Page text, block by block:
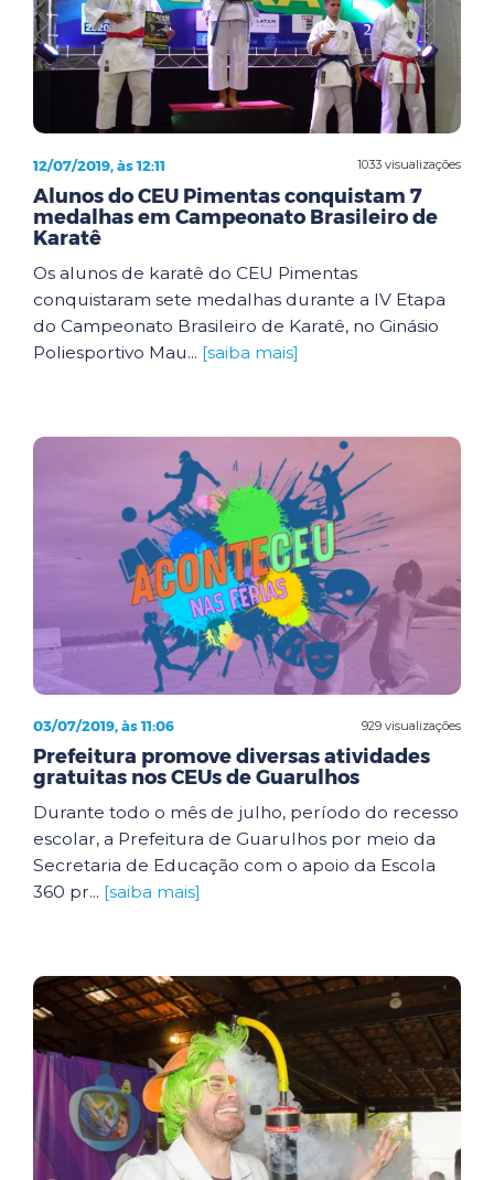
1033 visualizações
12/07/2019, às 12:11
Alunos do CEU Pimentas conquistam 7
medalhas em Campeonato Brasileiro de
Karatê
Os alunos de karatê do CEU Pimentas
conquistaram sete medalhas durante a IV Etapa
do Campeonato Brasileiro de Karatê, no Ginásio
Poliesportivo Mau... [saiba mais]
929 visualizações
03/07/2019, às 11:06
Prefeitura promove diversas atividades
gratuitas nos CEUs de Guarulhos
Durante todo o mês de julho, período do recesso
escolar, a Prefeitura de Guarulhos por meio da
Secretaria de Educação com o apoio da Escola
360 pr... [saiba mais]